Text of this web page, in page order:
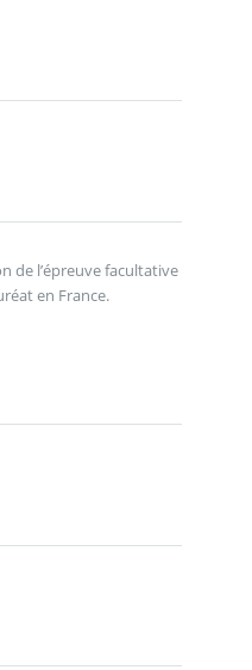
de l’épreuve facultative
en France.